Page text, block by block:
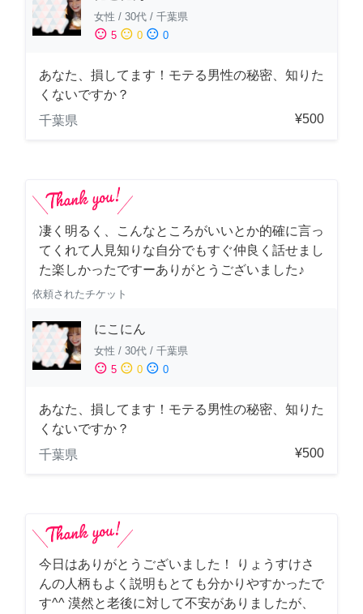
女性 / 30代 / 千葉県
sentiment_satisfied 5 sentiment_neutral 0 sentiment_dissatisfied 0
あなた、損してます！モテる男性の秘密、知りた
くないですか？
千葉県
¥500
凄く明るく、こんなところがいいとか的確に言っ
てくれて人見知りな自分でもすぐ仲良く話せまし
た楽しかったですーありがとうございました♪
依頼されたチケット
にこにん
女性 / 30代 / 千葉県
sentiment_satisfied 5 sentiment_neutral 0 sentiment_dissatisfied 0
あなた、損してます！モテる男性の秘密、知りた
くないですか？
千葉県
¥500
今日はありがとうございました！ りょうすけさ
んの人柄もよく説明もとても分かりやすかったで
す^^ 漠然と老後に対して不安がありましたが、